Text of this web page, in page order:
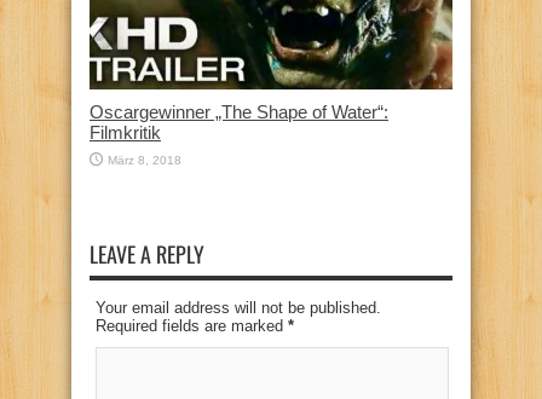
Oscargewinner „The Shape of Water“:
Filmkritik
März 8, 2018
LEAVE A REPLY
Your email address will not be published.
Required fields are marked *